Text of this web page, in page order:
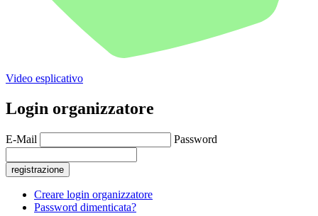
Video esplicativo
Login organizzatore
E-Mail Password
registrazione
Creare login organizzatore
Password dimenticata?